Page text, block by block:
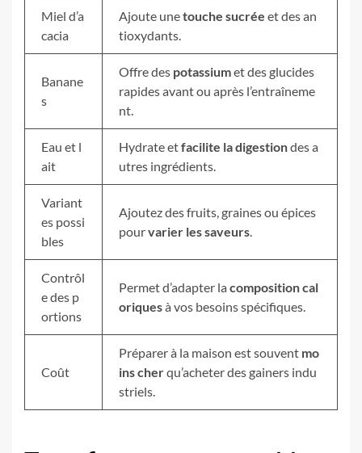
Miel d’a
cacia
Ajoute unetouche sucrée et des an
tioxydants.
Banane
s
Offre des potassiumet des glucides
rapides avant ou après l’entraîneme
nt.
Eau et l
ait
Hydrate etfacilite la digestiondes a
utres ingrédients.
Variant
es possi
bles
Ajoutez des fruits, graines ou épices
pourvarier les saveurs.
Contrôl
e des p
ortions
Permet d’adapter la composition cal
oriquesà vos besoins spécifiques.
Coût
Préparer à la maison est souvent mo
ins cherqu’acheter des gainers indu
striels.